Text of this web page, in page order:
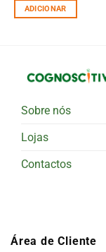
ADICIONAR
Sobre nós
Lojas
Contactos
Área de Cliente